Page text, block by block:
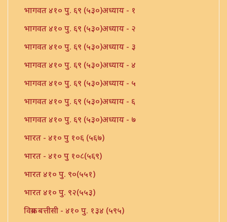
भागवत ४१० पु. ६९ (५३०)अध्याय - १
भागवत ४१० पु. ६९ (५३०)अध्याय - २
भागवत ४१० पु. ६९ (५३०)अध्याय - ३
भागवत ४१० पु. ६९ (५३०)अध्याय - ४
भागवत ४१० पु. ६९ (५३०)अध्याय - ५
भागवत ४१० पु. ६९ (५३०)अध्याय - ६
भागवत ४१० पु. ६९ (५३०)अध्याय - ७
भारत - ४१० पु १०६ (५६७)
भारत - ४१० पु १०८(५६९)
भारत ४१० पु. ९०(५५१)
भारत ४१० पु. ९२(५५३)
विक्रम बत्तीसी - ४१० पु. १३४ (५९५)